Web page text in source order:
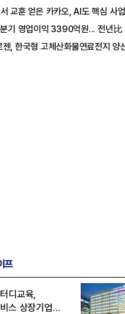
훈 얻은 카카오, AI도 핵심 사업 '선택과 집중'
영업이익 3390억원... 전년比 419% 급증
한국형 고체산화물연료전지 양산체계 구
프
디교육,
스 상장기업